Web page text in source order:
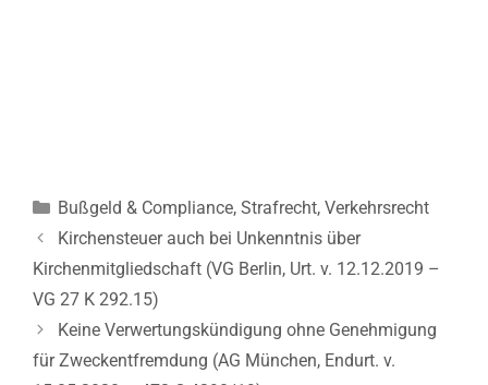
Kategorien
Bußgeld & Compliance, Strafrecht, Verkehrsrecht
Beitrags-
Navigation
Kirchensteuer auch bei Unkenntnis über
Kirchenmitgliedschaft (VG Berlin, Urt. v. 12.12.2019 –
VG 27 K 292.15)
Keine Verwertungskündigung ohne Genehmigung
für Zweckentfremdung (AG München, Endurt. v.